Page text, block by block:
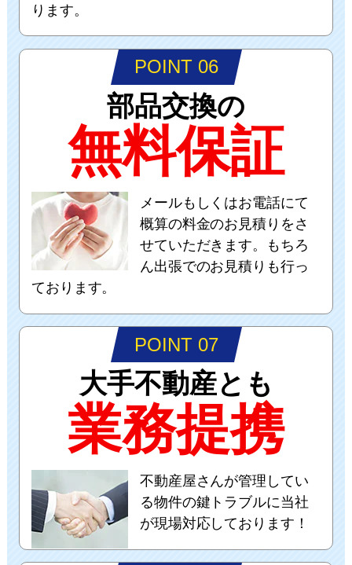
ります。
POINT 06
部品交換の
無料保証
メールもしくはお電話にて
概算の料金のお見積りをさ
せていただきます。もちろ
ん出張でのお見積りも行っ
ております。
POINT 07
大手不動産とも
業務提携
不動産屋さんが管理してい
る物件の鍵トラブルに当社
が現場対応しております！